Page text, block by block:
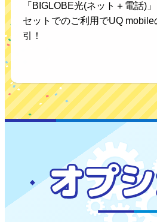
「BIGLOBE光(ネット＋電話)
セットでのご利用でUQ mobile
引！